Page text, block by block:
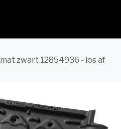
zwart 12854936 - los af